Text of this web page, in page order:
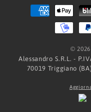
©
Alessandro S.R.L. -
70019 Triggiano